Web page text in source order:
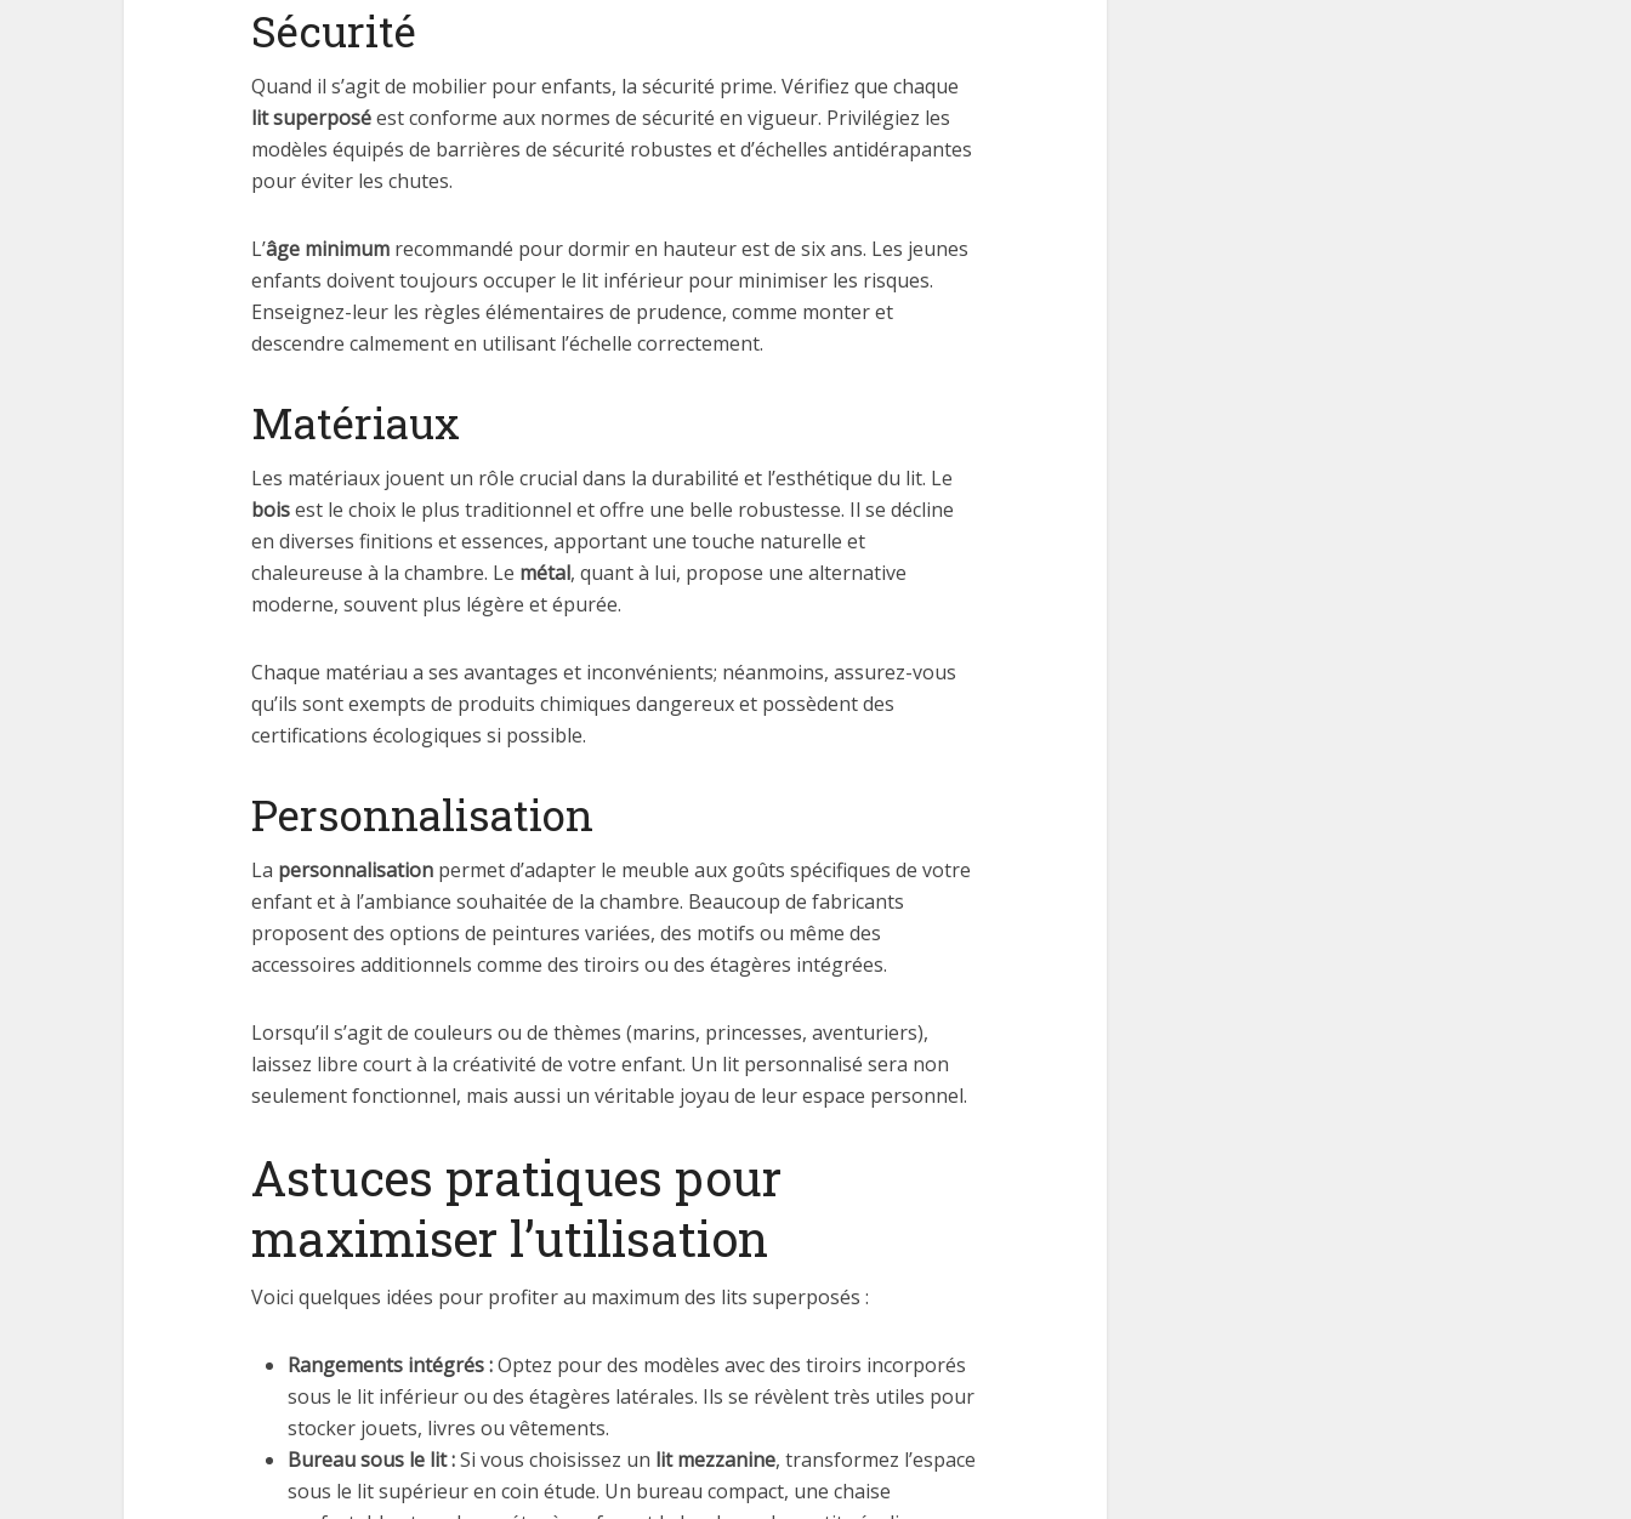
Sécurité
Quand il s’agit de mobilier pour enfants, la sécurité prime. Vérifiez que chaque
lit superposéest conforme aux normes de sécurité en vigueur. Privilégiez les
modèles équipés de barrières de sécurité robustes et d’échelles antidérapantes
pour éviter les chutes.
L’âge minimum recommandé pour dormir en hauteur est de six ans. Les jeunes
enfants doivent toujours occuper le lit inférieur pour minimiser les risques.
Enseignez-leur les règles élémentaires de prudence, comme monter et
descendre calmement en utilisant l’échelle correctement.
Matériaux
Les matériaux jouent un rôle crucial dans la durabilité et l’esthétique du lit. Le
boisest le choix le plus traditionnel et offre une belle robustesse. Il se décline
en diverses finitions et essences, apportant une touche naturelle et
chaleureuse à la chambre. Le métal, quant à lui, propose une alternative
moderne, souvent plus légère et épurée.
Chaque matériau a ses avantages et inconvénients; néanmoins, assurez-vous
qu’ils sont exempts de produits chimiques dangereux et possèdent des
certifications écologiques si possible.
Personnalisation
La personnalisation permet d’adapter le meuble aux goûts spécifiques de votre
enfant et à l’ambiance souhaitée de la chambre. Beaucoup de fabricants
proposent des options de peintures variées, des motifs ou même des
accessoires additionnels comme des tiroirs ou des étagères intégrées.
Lorsqu’il s’agit de couleurs ou de thèmes (marins, princesses, aventuriers),
laissez libre court à la créativité de votre enfant. Un lit personnalisé sera non
seulement fonctionnel, mais aussi un véritable joyau de leur espace personnel.
Astuces pratiques pour
maximiser l’utilisation
Voici quelques idées pour profiter au maximum des lits superposés :
Rangements intégrés :Optez pour des modèles avec des tiroirs incorporés
sous le lit inférieur ou des étagères latérales. Ils se révèlent très utiles pour
stocker jouets, livres ou vêtements.
Bureau sous le lit :Si vous choisissez un lit mezzanine, transformez l’espace
sous le lit supérieur en coin étude. Un bureau compact, une chaise